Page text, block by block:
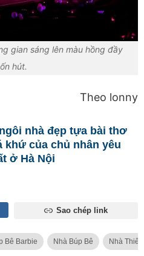
gian sáng lên màu hồng đầy
hút.
Theo lonny
nhà đẹp tựa bài thơ
khứ của chủ nhân yêu
ở Hà Nội
Sao chép link
Bê Barbie Nhà Búp Bê Nhà Thiết